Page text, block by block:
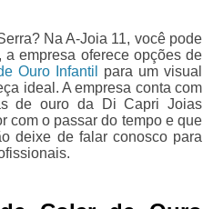
Na A-Joia 11, você pode
empresa oferece opções de
Ouro Infantil
para um visual
ideal. A empresa conta com
de ouro da Di Capri Joias
com o passar do tempo e que
deixe de falar conosco para